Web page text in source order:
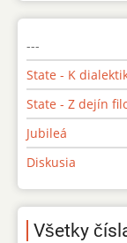
---
State - K
State - Z dejín
Jubileá
Diskusia
Všetky